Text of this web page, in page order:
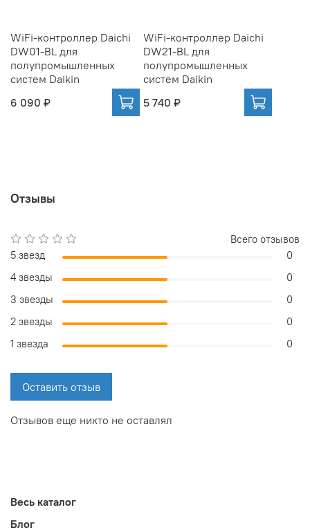
WiFi-контроллер Daichi
DW01-BL для
полупромышленных
систем Daikin
6 090 ₽
WiFi-контроллер Daichi
DW21-BL для
полупромышленных
систем Daikin
5 740 ₽
Отзывы
Отзывов еще никто не оставлял
Всего отзывов
5 звезд
0
4 звезды
0
3 звезды
0
2 звезды
0
1 звезда
0
Оставить отзыв
Весь каталог
Блог